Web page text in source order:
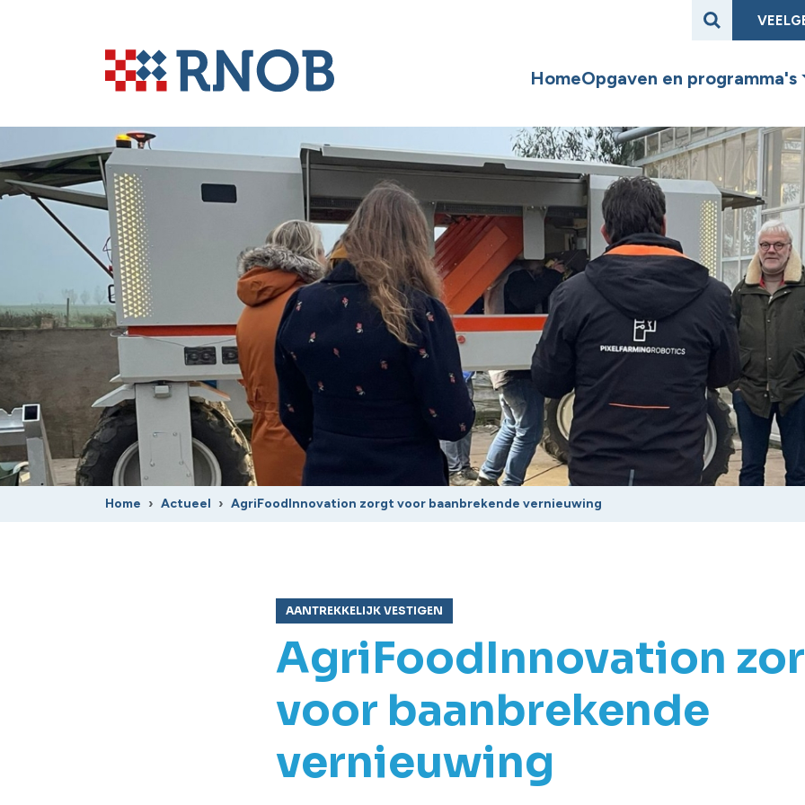
HomeOpgaven en programma's
Home Actueel AgriFoodInnovation zorgt voor baanbrekende vernieuwing
AANTREKKELIJK VESTIGEN
AgriFoodInnovation
voor baanbrekende
vernieuwing